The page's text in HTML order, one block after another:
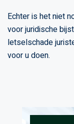
Echter is het niet
voor juridische
letselschade
voor u doen.